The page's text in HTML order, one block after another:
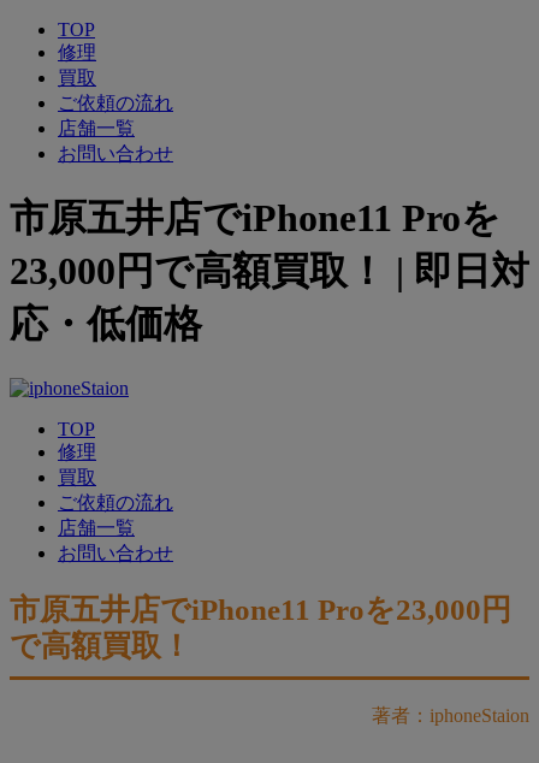
TOP
修理
買取
ご依頼の流れ
店舗一覧
お問い合わせ
市原五井店でiPhone11 Proを
23,000円で高額買取！ | 即日対
応・低価格
TOP
修理
買取
ご依頼の流れ
店舗一覧
お問い合わせ
市原五井店でiPhone11 Proを23,000円
で高額買取！
著者：iphoneStaion